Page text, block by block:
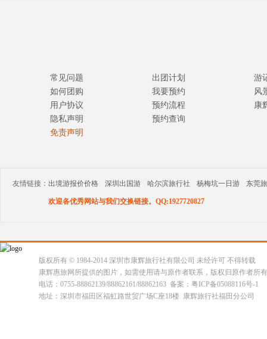
常见问题
如何团购
用户协议
隐私声明
免责声明
出团计划
我要预约
预约流程
预约查询
游
风
康
友情链接： 出境游报价价格 深圳出国游 哈尔滨旅行社 杨梅坑一日游 东莞
欢迎各优秀网站与我们交换链接。QQ:1927720827
版权所有 © 1984-2014 深圳市康辉旅行社有限公司 未经许可 不得转载
康辉惠旅网所提供的图片，如需使用请与原作者联系，版权归原作者所
电话：0755-88862139/88862161/88862163 备案：粤ICP备05088116号-1
地址：深圳市福田区福虹路世贸广场C座18楼 康辉旅行社福田分公司